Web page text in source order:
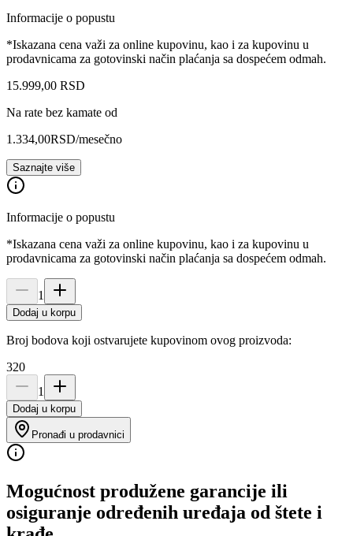
Informacije o popustu
*Iskazana cena važi za online kupovinu, kao i za kupovinu u
prodavnicama za gotovinski način plaćanja sa dospećem odmah.
15.999,00 RSD
Na rate bez kamate od
1.334,00RSD/mesečno
Saznajte više
Informacije o popustu
*Iskazana cena važi za online kupovinu, kao i za kupovinu u
prodavnicama za gotovinski način plaćanja sa dospećem odmah.
1
Dodaj u korpu
Broj bodova koji ostvarujete kupovinom ovog proizvoda:
320
1
Dodaj u korpu
Pronađi u prodavnici
Mogućnost produžene garancije ili
osiguranje određenih uređaja od štete i